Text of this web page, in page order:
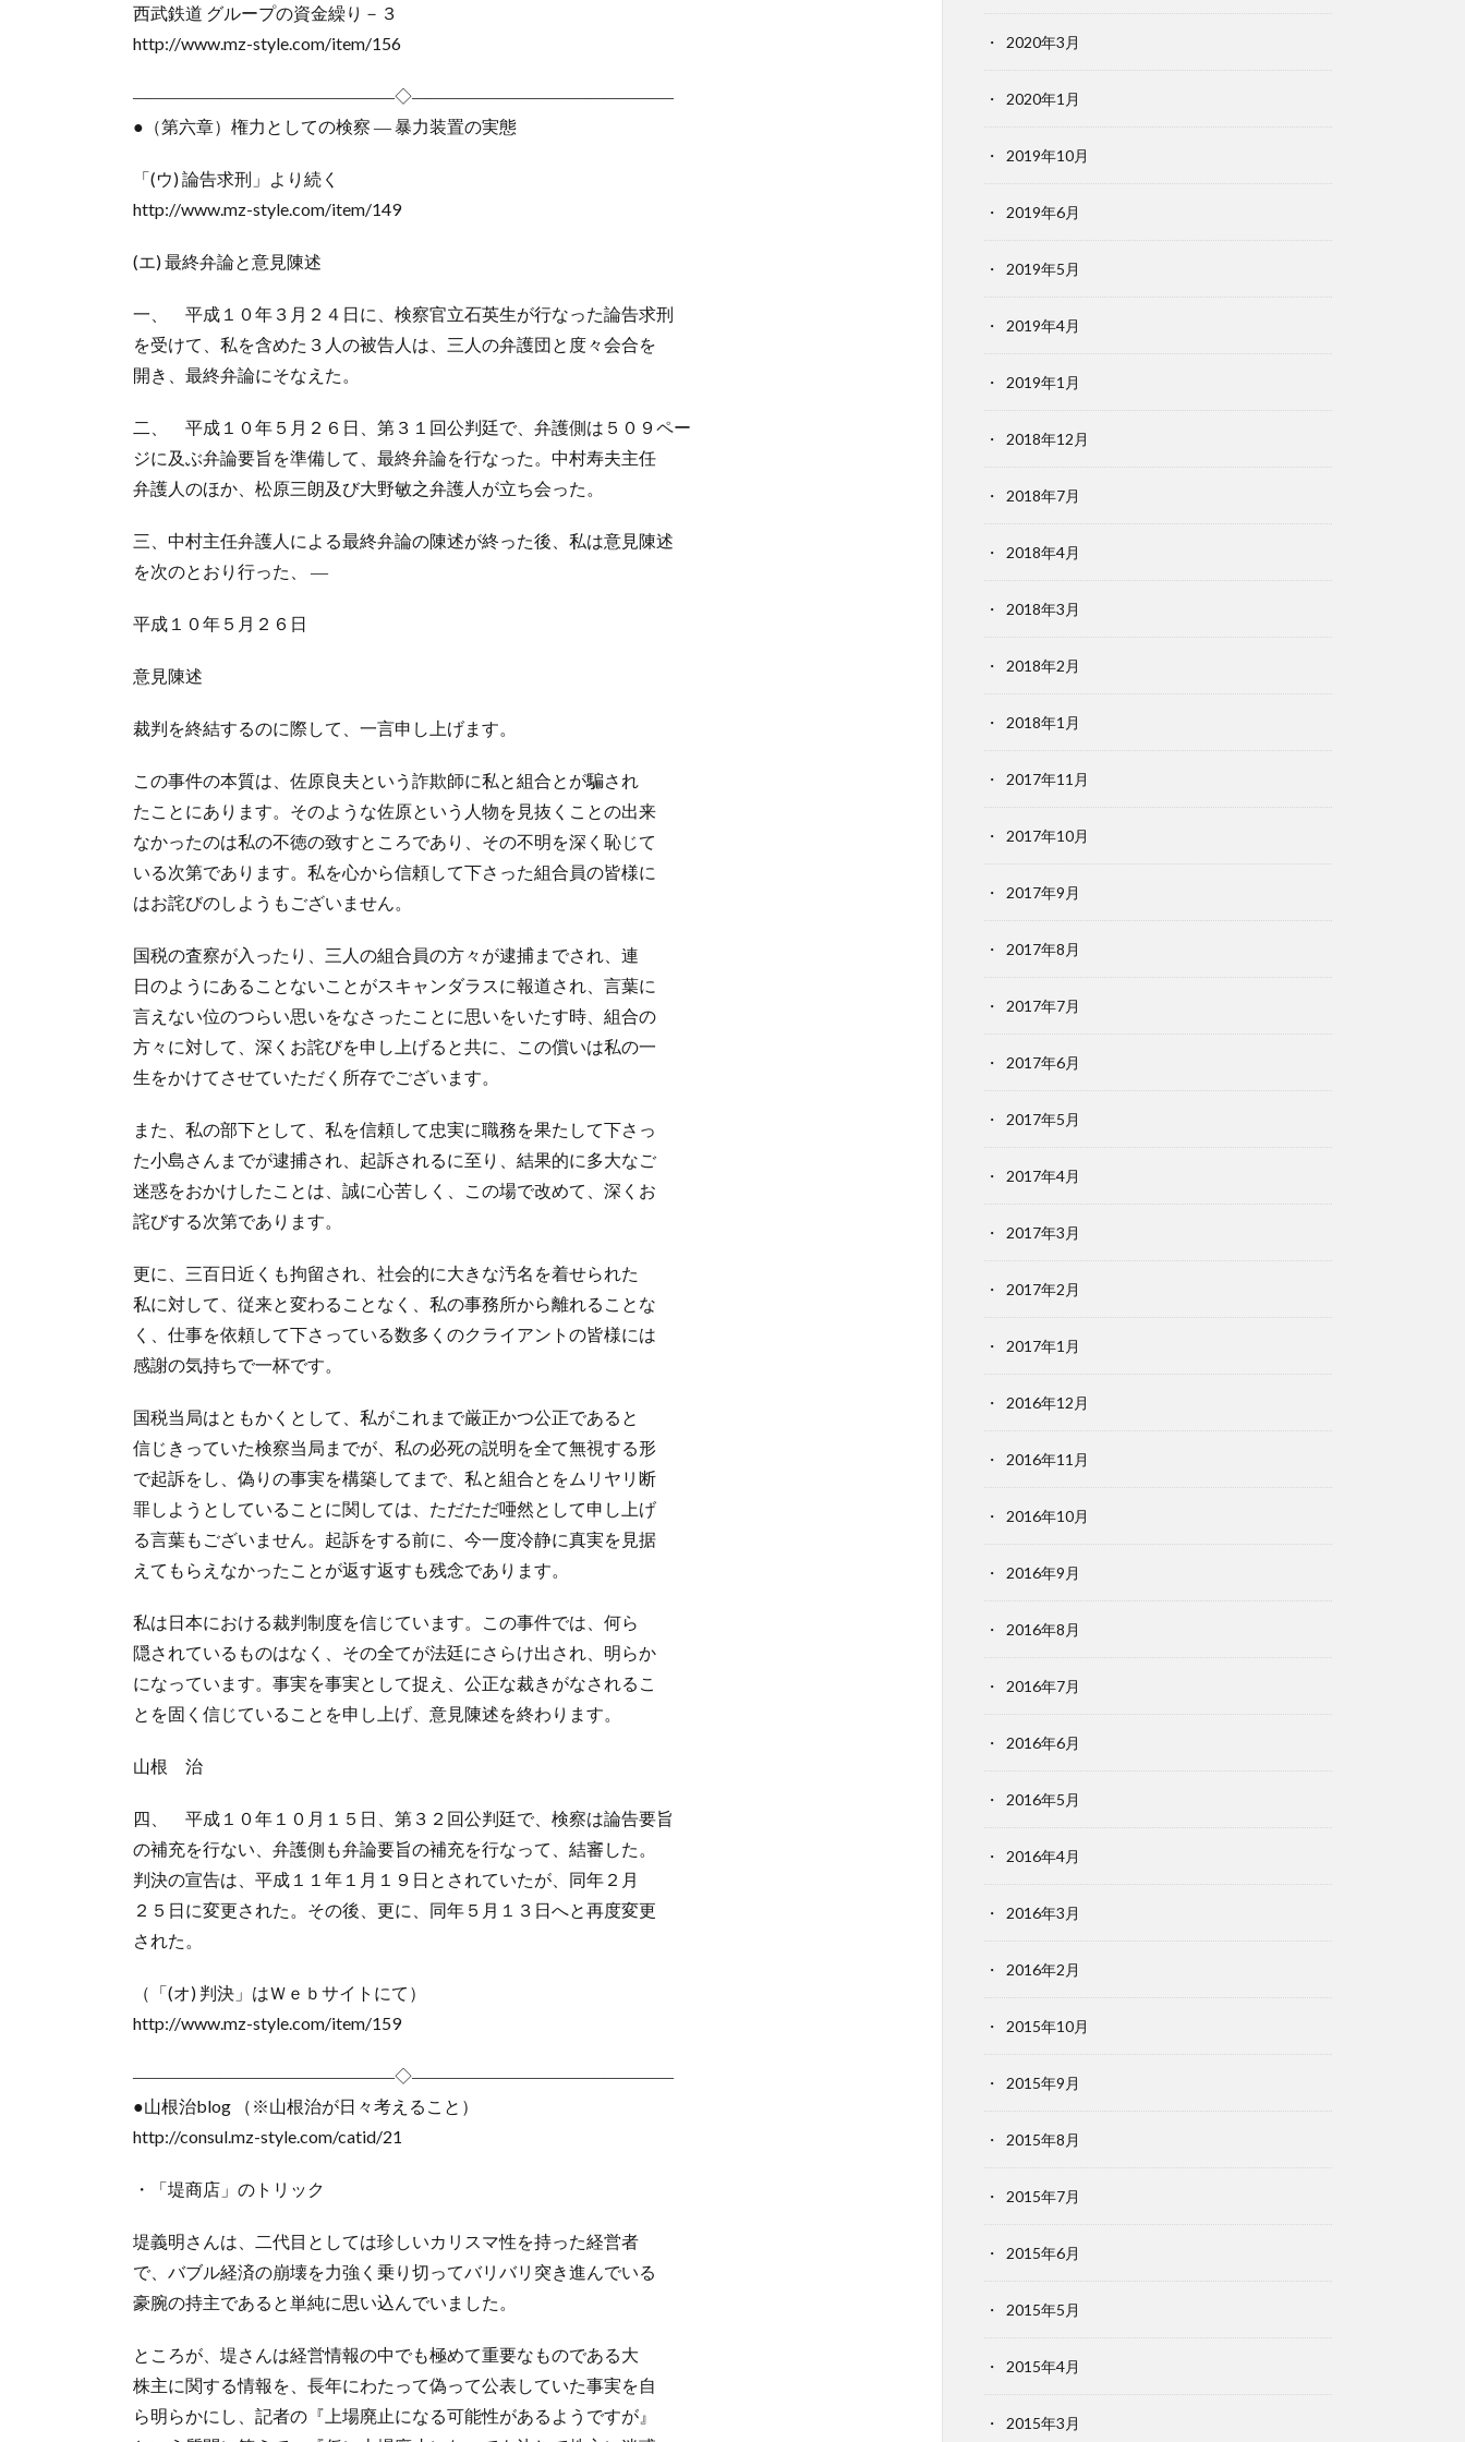
西武鉄道 グループの資金繰り－３
http://www.mz-style.com/item/156
―――――――――――――――◇―――――――――――――――
●（第六章）権力としての検察 ― 暴力装置の実態
「(ウ) 論告求刑」より続く
http://www.mz-style.com/item/149
(エ) 最終弁論と意見陳述
一、 平成１０年３月２４日に、検察官立石英生が行なった論告求刑
を受けて、私を含めた３人の被告人は、三人の弁護団と度々会合を
開き、最終弁論にそなえた。
二、 平成１０年５月２６日、第３１回公判廷で、弁護側は５０９ペー
ジに及ぶ弁論要旨を準備して、最終弁論を行なった。中村寿夫主任
弁護人のほか、松原三朗及び大野敏之弁護人が立ち会った。
三、中村主任弁護人による最終弁論の陳述が終った後、私は意見陳述
を次のとおり行った、 ―
平成１０年５月２６日
意見陳述
裁判を終結するのに際して、一言申し上げます。
この事件の本質は、佐原良夫という詐欺師に私と組合とが騙され
たことにあります。そのような佐原という人物を見抜くことの出来
なかったのは私の不徳の致すところであり、その不明を深く恥じて
いる次第であります。私を心から信頼して下さった組合員の皆様に
はお詫びのしようもございません。
国税の査察が入ったり、三人の組合員の方々が逮捕までされ、連
日のようにあることないことがスキャンダラスに報道され、言葉に
言えない位のつらい思いをなさったことに思いをいたす時、組合の
方々に対して、深くお詫びを申し上げると共に、この償いは私の一
生をかけてさせていただく所存でございます。
また、私の部下として、私を信頼して忠実に職務を果たして下さっ
た小島さんまでが逮捕され、起訴されるに至り、結果的に多大なご
迷惑をおかけしたことは、誠に心苦しく、この場で改めて、深くお
詫びする次第であります。
更に、三百日近くも拘留され、社会的に大きな汚名を着せられた
私に対して、従来と変わることなく、私の事務所から離れることな
く、仕事を依頼して下さっている数多くのクライアントの皆様には
感謝の気持ちで一杯です。
国税当局はともかくとして、私がこれまで厳正かつ公正であると
信じきっていた検察当局までが、私の必死の説明を全て無視する形
で起訴をし、偽りの事実を構築してまで、私と組合とをムリヤリ断
罪しようとしていることに関しては、ただただ唖然として申し上げ
る言葉もございません。起訴をする前に、今一度冷静に真実を見据
えてもらえなかったことが返す返すも残念であります。
私は日本における裁判制度を信じています。この事件では、何ら
隠されているものはなく、その全てが法廷にさらけ出され、明らか
になっています。事実を事実として捉え、公正な裁きがなされるこ
とを固く信じていることを申し上げ、意見陳述を終わります。
山根 治
四、 平成１０年１０月１５日、第３２回公判廷で、検察は論告要旨
の補充を行ない、弁護側も弁論要旨の補充を行なって、結審した。
判決の宣告は、平成１１年１月１９日とされていたが、同年２月
２５日に変更された。その後、更に、同年５月１３日へと再度変更
された。
（「(オ) 判決」はＷｅｂサイトにて）
http://www.mz-style.com/item/159
―――――――――――――――◇―――――――――――――――
●山根治blog （※山根治が日々考えること）
http://consul.mz-style.com/catid/21
・「堤商店」のトリック
堤義明さんは、二代目としては珍しいカリスマ性を持った経営者
で、バブル経済の崩壊を力強く乗り切ってバリバリ突き進んでいる
豪腕の持主であると単純に思い込んでいました。
ところが、堤さんは経営情報の中でも極めて重要なものである大
株主に関する情報を、長年にわたって偽って公表していた事実を自
ら明らかにし、記者の『上場廃止になる可能性があるようですが』
2020年3月
2020年1月
2019年10月
2019年6月
2019年5月
2019年4月
2019年1月
2018年12月
2018年7月
2018年4月
2018年3月
2018年2月
2018年1月
2017年11月
2017年10月
2017年9月
2017年8月
2017年7月
2017年6月
2017年5月
2017年4月
2017年3月
2017年2月
2017年1月
2016年12月
2016年11月
2016年10月
2016年9月
2016年8月
2016年7月
2016年6月
2016年5月
2016年4月
2016年3月
2016年2月
2015年10月
2015年9月
2015年8月
2015年7月
2015年6月
2015年5月
2015年4月
2015年3月